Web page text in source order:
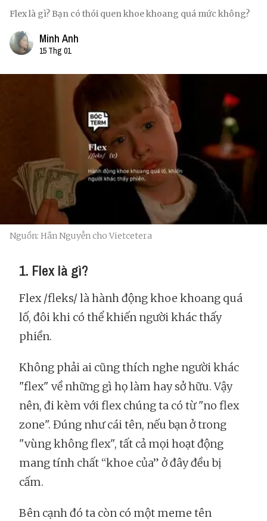
Flex là gì? Bạn có thói quen khoe khoang quá mức không?
Minh Anh
15 Thg 01
Nguồn: Hân Nguyễn cho Vietcetera
1. Flex là gì?
Flex /fleks/ là hành động khoe khoang quá
lố, đôi khi có thể khiến người khác thấy
phiền.
Không phải ai cũng thích nghe người khác
"flex" về những gì họ làm hay sở hữu. Vậy
nên, đi kèm với flex chúng ta có từ "no flex
zone". Đúng như cái tên, nếu bạn ở trong
"vùng không flex", tất cả mọi hoạt động
mang tính chất “khoe của” ở đây đều bị
cấm.
Bên cạnh đó ta còn có một meme tên